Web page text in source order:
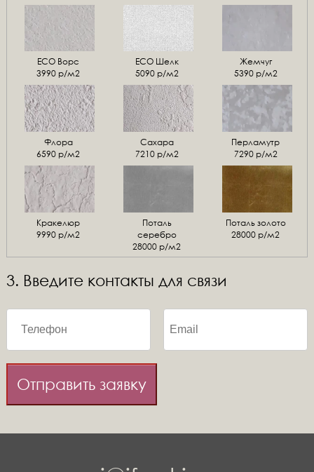
ЕСО Ворс
3990 р/м2
ЕСО Шелк
5090 р/м2
Жемчуг
5390 р/м2
Флора
6590 р/м2
Сахара
7210 р/м2
Перламутр
7290 р/м2
Кракелюр
9990 р/м2
Поталь
серебро
28000 р/м2
Поталь золото
28000 р/м2
3. Введите контакты для связи
Отправить заявку